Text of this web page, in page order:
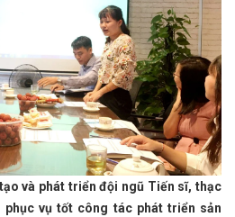
và phát triển đội ngũ Tiến sĩ, thạc
vụ tốt công tác phát triển sản